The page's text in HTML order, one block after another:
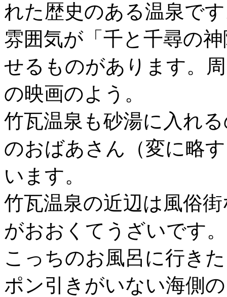
れた歴史のある温泉で
雰囲気が「千と千尋の
せるものがあります。
の映画のよう。
竹瓦温泉も砂湯に入れ
のおばあさん（変に略
います。
竹瓦温泉の近辺は風俗
がおおくてうざいです
こっちのお風呂に行き
ポン引きがいない海側